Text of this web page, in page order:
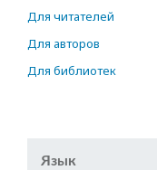
Для читателей
Для авторов
Для библиотек
Язык